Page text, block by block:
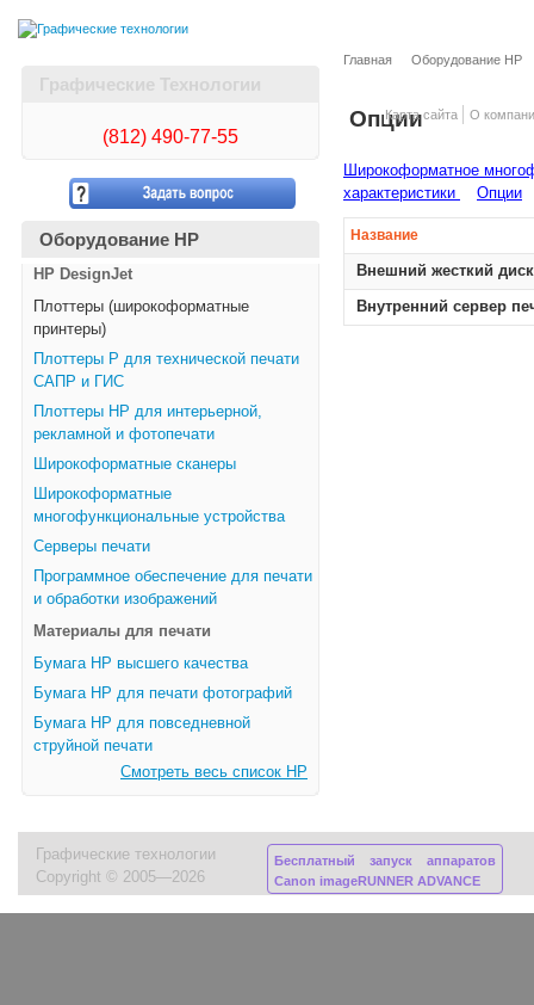
Карта сайта О
Графические Технологии
(812) 490-77-55
Оборудование HP
HP DesignJet
Плоттеры (широкоформатные
принтеры)
Плоттеры Р для технической печати
САПР и ГИС
Плоттеры НР для интерьерной,
рекламной и фотопечати
Широкоформатные сканеры
Широкоформатные
многофункциональные устройства
Серверы печати
Программное обеспечение для печати
и обработки изображений
Материалы для печати
Бумага HP высшего качества
Бумага HP для печати фотографий
Бумага HP для повседневной
струйной печати
Смотреть весь список HP
Главная Оборудование HP
Опции
Широкоформатное
характеристики
Опции
Название
Внешний жесткий
Внутренний сервер
Графические технологии
Copyright © 2005—2026
Бесплатный запуск аппаратов
Canon imageRUNNER ADVANCE